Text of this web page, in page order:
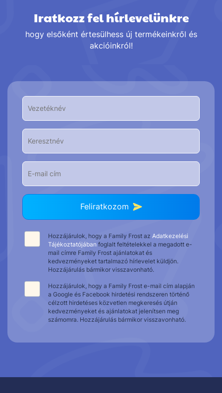
Iratkozz fel hírlevelünkre
hogy elsőként értesülhess új termékeinkről és
akcióinkról!
Feliratkozom
Hozzájárulok, hogy a Family Frost az Adatkezelési
Tájékoztatójában foglalt feltételekkel a megadott e-
mail címre Family Frost ajánlatokat és
kedvezményeket tartalmazó hírlevelet küldjön.
Hozzájárulás bármikor visszavonható.
Hozzájárulok, hogy a Family Frost e-mail cím alapján
a Google és Facebook hirdetési rendszeren történő
célzott hirdetéses közvetlen megkeresés útján
kedvezményeket és ajánlatokat jelenítsen meg
számomra. Hozzájárulás bármikor visszavonható.